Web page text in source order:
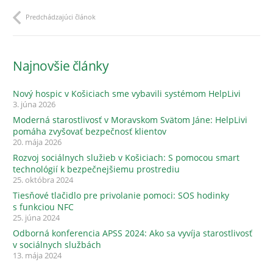
Predchádzajúci článok
Najnovšie články
Nový hospic v Košiciach sme vybavili systémom HelpLivi
3. júna 2026
Moderná starostlivosť v Moravskom Svätom Jáne: HelpLivi
pomáha zvyšovať bezpečnosť klientov
20. mája 2026
Rozvoj sociálnych služieb v Košiciach: S pomocou smart
technológií k bezpečnejšiemu prostrediu
25. októbra 2024
Tiesňové tlačidlo pre privolanie pomoci: SOS hodinky
s funkciou NFC
25. júna 2024
Odborná konferencia APSS 2024: Ako sa vyvíja starostlivosť
v sociálnych službách
13. mája 2024